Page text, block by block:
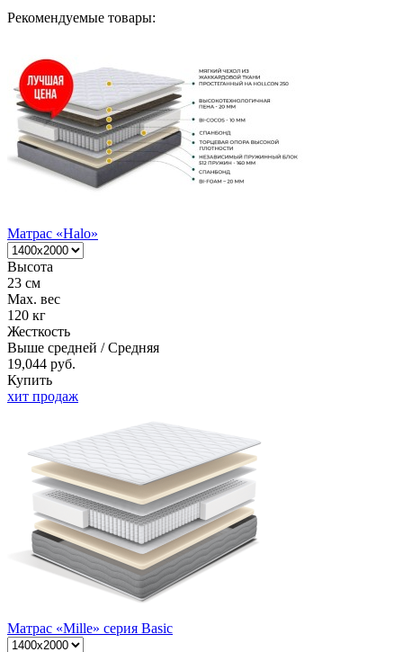
Рекомендуемые товары:
Матрас «Halo»
Высота
23 см
Max. вес
120 кг
Жесткость
Выше средней / Средняя
19,044 руб.
Купить
хит продаж
Матрас «Mille» серия Basic